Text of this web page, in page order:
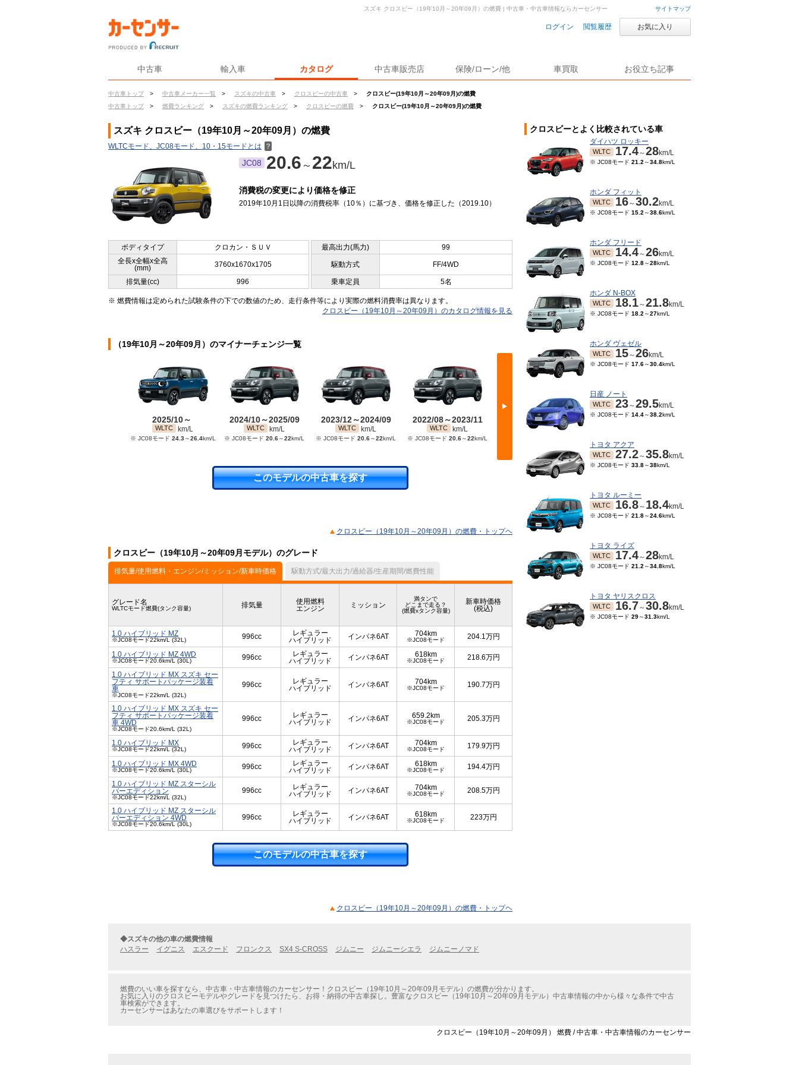
サイトマップ
ログイン 閲覧履歴 お気に入り
中古車 輸入車 カタログ 中古車販売店 保険/ローン/他 車買取 お役立ち記事
中古車トップ > 中古車メーカー一覧 > スズキの中古車 > クロスビーの中古車 >
クロスビー(19年10月～20年09月)の燃費
中古車トップ
> 燃費ランキング > スズキの燃費ランキング > クロスビーの燃費 > クロスビー(19年10月～20年09月)の燃費
スズキ クロスビー（19年10月～20年09月）の燃費 | 中古車・中古車情報ならカーセンサー
スズキ クロスビー（19年10月～20年09月）の燃費
WLTCモード、JC08モード、10・15モードとは ？
JC08 20.6 ～ 22km/L
消費税の変更により価格を修正
2019年10月1日以降の消費税率（10％）に基づき、価格を修正した（2019.10）
ボディタイプ クロカン・ＳＵＶ 最高出力(馬力)
99
全長x全幅x全高
(mm)
3760x1670x1705 駆動方式 FF/4WD
排気量(cc) 996 乗車定員 5名
※ 燃費情報は定められた試験条件の下での数値のため、走行条件等により実際の燃料消費率は異なります。
クロスビー（19年10月～20年09月）のカタログ情報を見る
（19年10月～20年09月）のマイナーチェンジ一覧
▶
2025/10～
WLTC km/L
※ JC08モード 24.3～26.4km/L
2024/10～2025/09
WLTC km/L
※ JC08モード 20.6～22km/L
2023/12～2024/09
WLTC km/L
※ JC08モード 20.6～22km/L
2022/08～2023/11
WLTC km/L
※ JC08モード 20.6～22km/L
2020/10～2022/07
WLTC km/L
2017/12～2019/09
このモデルの中古車を探す
クロスビー（19年10月～20年09月）の燃費・トップヘ
クロスビー（19年10月～20年09月モデル）のグレード
排気量/使用燃料・エンジン/ミッション/新車時価格 駆動方式/最大出力/過給器/生産期間/燃費性能
グレード名
WLTCモード燃費(タンク容量) 排気量
使用燃料
エンジン
ミッション
満タンで
どこまで走る？
(燃費xタンク容量)
新車時価格
(税込)
1.0 ハイブリッド MZ
※JC08モード22km/L (32L) 996cc
レギュラー
ハイブリッド
インパネ6AT 704km
※JC08モード 204.1万円
1.0 ハイブリッド MZ 4WD
※JC08モード20.6km/L (30L) 996cc
レギュラー
ハイブリッド
インパネ6AT 618km
※JC08モード 218.6万円
1.0 ハイブリッド MX スズキ セー
フティ サポートパッケージ装着
車
※JC08モード22km/L (32L)
996cc
レギュラー
ハイブリッド
インパネ6AT 704km
※JC08モード 190.7万円
1.0 ハイブリッド MX スズキ セー
フティ サポートパッケージ装着
車 4WD
※JC08モード20.6km/L (32L)
996cc
レギュラー
ハイブリッド
インパネ6AT 659.2km
※JC08モード 205.3万円
1.0 ハイブリッド MX
※JC08モード22km/L (32L) 996cc
レギュラー
ハイブリッド
インパネ6AT 704km
※JC08モード 179.9万円
1.0 ハイブリッド MX 4WD
※JC08モード20.6km/L (30L) 996cc
レギュラー
ハイブリッド
インパネ6AT 618km
※JC08モード 194.4万円
1.0 ハイブリッド MZ スターシル
バーエディション
※JC08モード22km/L (32L)
996cc
レギュラー
ハイブリッド
インパネ6AT 704km
※JC08モード 208.5万円
1.0 ハイブリッド MZ スターシル
バーエディション 4WD
※JC08モード20.6km/L (30L)
996cc
レギュラー
ハイブリッド
インパネ6AT 618km
※JC08モード 223万円
このモデルの中古車を探す
クロスビー（19年10月～20年09月）の燃費・トップヘ
クロスビーとよく比較されている車
ダイハツ ロッキー
WLTC 17.4～28km/L
※ JC08モード 21.2 ～34.8km/L
ホンダ フィット
WLTC 16～30.2km/L
※ JC08モード 15.2 ～38.6km/L
ホンダ フリード
WLTC 14.4～26km/L
※ JC08モード 12.8～28km/L
ホンダ N-BOX
WLTC 18.1～21.8km/L
※ JC08モード 18.2 ～27km/L
ホンダ ヴェゼル
WLTC 15～26km/L
※ JC08モード 17.6～30.4km/L
日産 ノート
WLTC 23～29.5km/L
※ JC08モード 14.4～38.2km/L
トヨタ アクア
WLTC 27.2～35.8km/L
※ JC08モード 33.8～38km/L
トヨタ ルーミー
WLTC 16.8～ 18.4km/L
※ JC08モード 21.8～24.6km/L
トヨタ ライズ
WLTC 17.4～28km/L
※ JC08モード 21.2 ～34.8km/L
トヨタ ヤリスクロス
WLTC 16.7～30.8km/L
※ JC08モード 29～31.3km/L
◆スズキの他の車の燃費情報
ハスラー
イグニス エスクード フロンクス SX4 S-CROSS ジムニー ジムニーシエラ ジムニーノマド
燃費のいい車を探すなら、中古車・中古車情報のカーセンサー！クロスビー（19年10月～20年09月モデル）の燃費が分かります。
お気に入りのクロスビーモデルやグレードを見つけたら、お得・納得の中古車探し。豊富なクロスビー（19年10月～20年09月モデル）中古車情報の中から様々な条件で中古
車検索ができます。
カーセンサーはあなたの車選びをサポートします！
クロスビー（19年10月～20年09月） 燃費 / 中古車・中古車情報のカーセンサー